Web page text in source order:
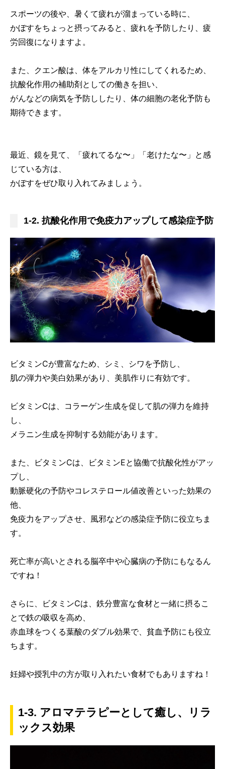
スポーツの後や、暑くて疲れが溜まっている時に、
かぼすをちょっと摂ってみると、疲れを予防したり、疲
労回復になりますよ。
また、クエン酸は、体をアルカリ性にしてくれるため、
抗酸化作用の補助剤としての働きを担い、
がんなどの病気を予防ししたり、体の細胞の老化予防も
期待できます。
最近、鏡を見て、「疲れてるな〜」「老けたな〜」と感
じている方は、
かぼすをぜひ取り入れてみましょう。
1-2. 抗酸化作用で免疫力アップして感染症予防
ビタミンCが豊富なため、シミ、シワを予防し、
肌の弾力や美白効果があり、美肌作りに有効です。
ビタミンCは、コラーゲン生成を促して肌の弾力を維持
し、
メラニン生成を抑制する効能があります。
また、ビタミンCは、ビタミンEと協働で抗酸化性がアッ
プし、
動脈硬化の予防やコレステロール値改善といった効果の
他、
免疫力をアップさせ、風邪などの感染症予防に役立ちま
す。
死亡率が高いとされる脳卒中や心臓病の予防にもなるん
ですね！
さらに、ビタミンCは、鉄分豊富な食材と一緒に摂るこ
とで鉄の吸収を高め、
赤血球をつくる葉酸のダブル効果で、貧血予防にも役立
ちます。
妊婦や授乳中の方が取り入れたい食材でもありますね！
1-3. アロマテラピーとして癒し、リラ
ックス効果